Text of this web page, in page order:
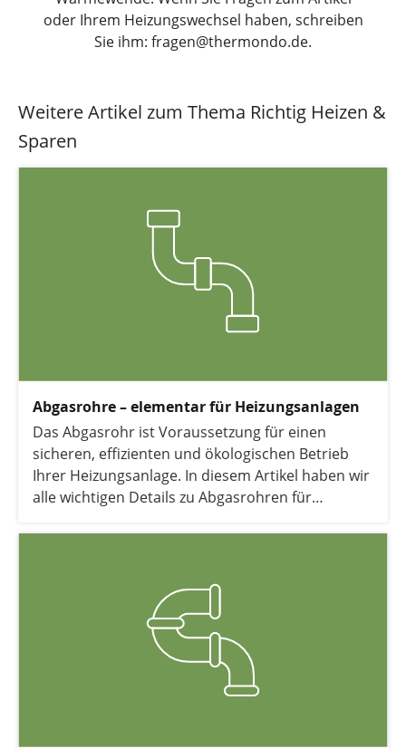
oder Ihrem Heizungswechsel haben, schreiben
Sie ihm: fragen@thermondo.de.
Weitere Artikel zum Thema Richtig Heizen &
Sparen
Abgasrohre – elementar für Heizungsanlagen
Das Abgasrohr ist Voraussetzung für einen
sicheren, effizienten und ökologischen Betrieb
Ihrer Heizungsanlage. In diesem Artikel haben wir
alle wichtigen Details zu Abgasrohren für